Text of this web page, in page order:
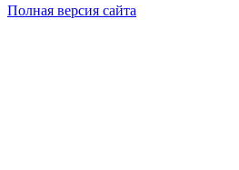
Полная версия сайта